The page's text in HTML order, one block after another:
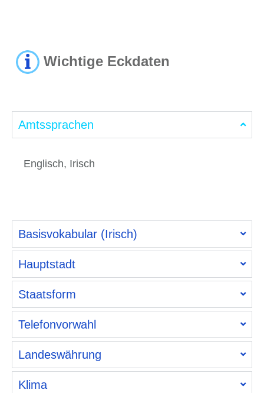
Wichtige Eckdaten
Amtssprachen
Englisch, Irisch
Basisvokabular (Irisch)
Hauptstadt
Staatsform
Telefonvorwahl
Landeswährung
Klima